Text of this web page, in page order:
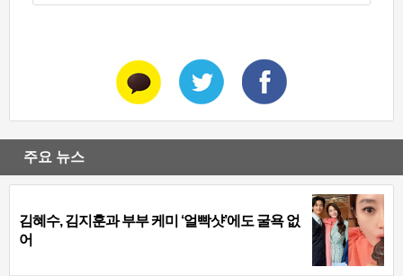
주요 뉴스
김혜수, 김지훈과 부부 케미 ‘얼빡샷’에도 굴욕 없
어